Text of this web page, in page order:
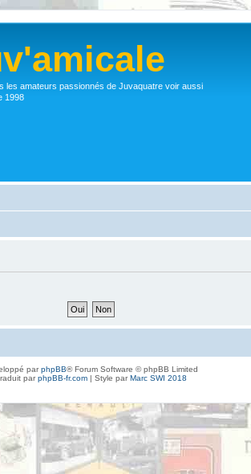
les amateurs passionnés de Juvaquatre voir aussi
1998
parphpBB® Forum Software © phpBB Limited
parphpBB-fr.com| Style parMarc SWI 2018